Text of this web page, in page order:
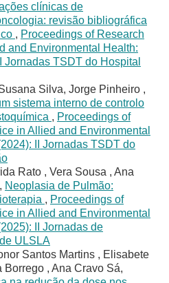
clínicas de
revisão bibliográfica
, Proceedings of Research
and Environmental Health:
Jornadas TSDT do Hospital
Silva, Jorge Pinheiro ,
sistema interno de controlo
, Proceedings of
in Allied and Environmental
II Jornadas TSDT do
Rato , Vera Sousa , Ana
Neoplasia de Pulmão:
, Proceedings of
in Allied and Environmental
II Jornadas de
ULSLA
Santos Martins , Elisabete
, Ana Cravo Sá,